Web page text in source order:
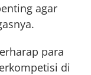
agar
para
di